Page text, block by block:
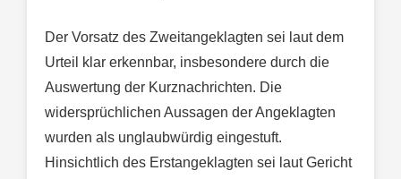
Der Vorsatz des Zweitangeklagten sei laut dem
Urteil klar erkennbar, insbesondere durch die
Auswertung der Kurznachrichten. Die
widersprüchlichen Aussagen der Angeklagten
wurden als unglaubwürdig eingestuft.
Hinsichtlich des Erstangeklagten sei laut Gericht